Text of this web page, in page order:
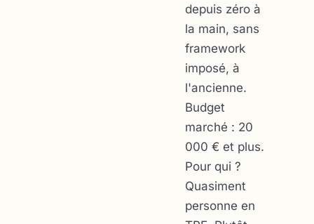
depuis zéro à
la main, sans
framework
imposé, à
l'ancienne.
Budget
marché : 20
000 € et plus.
Pour qui ?
Quasiment
personne en